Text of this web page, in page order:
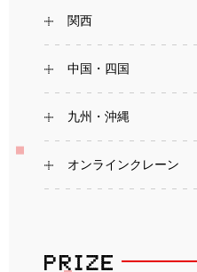
関西
中国・四国
九州・沖縄
オンラインクレーン